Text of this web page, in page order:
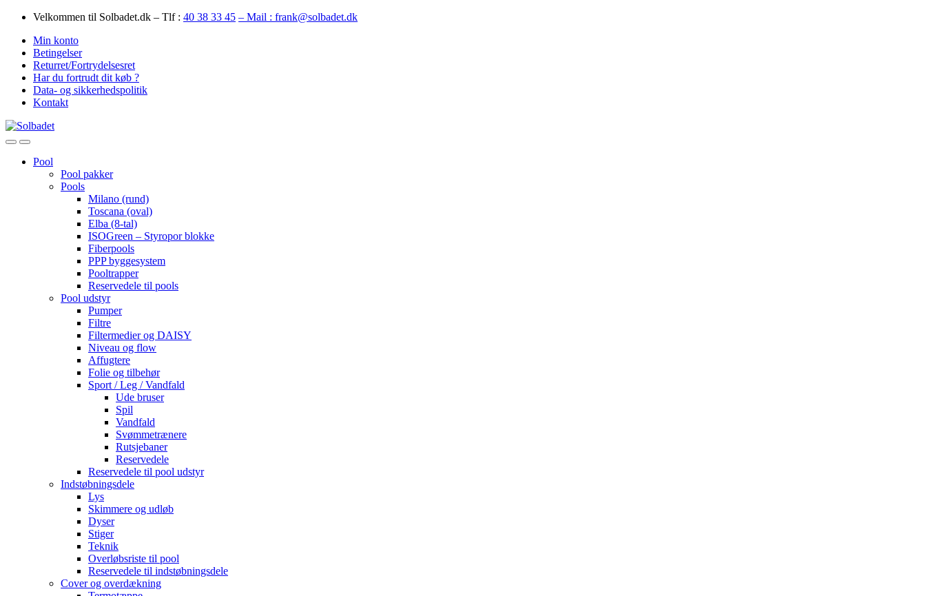
Skip
navigation
Skip
content
Velkommen til Solbadet.dk – Tlf : 40 38 33 45 – Mail : frank@solbadet.dk
Min konto
Betingelser
Returret/Fortrydelsesret
Har du fortrudt dit køb ?
Data- og sikkerhedspolitik
Kontakt
OpenClose
Pool
Pool pakker
Pools
Milano (rund)
Toscana (oval)
Elba (8-tal)
ISOGreen – Styropor blokke
Fiberpools
PPP byggesystem
Pooltrapper
Reservedele til pools
Pool udstyr
Pumper
Filtre
Filtermedier og DAISY
Niveau og flow
Affugtere
Folie og tilbehør
Sport / Leg / Vandfald
Ude bruser
Spil
Vandfald
Svømmetrænere
Rutsjebaner
Reservedele
Reservedele til pool udstyr
Indstøbningsdele
Lys
Skimmere og udløb
Dyser
Stiger
Teknik
Overløbsriste til pool
Reservedele til indstøbningsdele
Cover og overdækning